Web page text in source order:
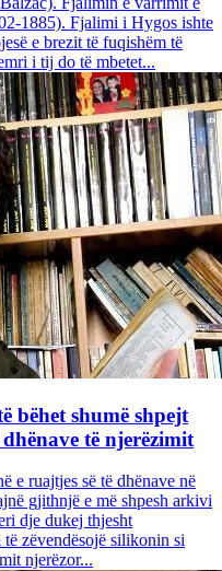
1885). Fjalimi i Hygos ishte
e brezit të fuqishëm të
i tij do të mbetet...
bëhet shumë shpejt
të njerëzimit
e ruajtjes së të dhënave në
gjithnjë e më shpesh arkivi
dje dukej thjesht
zëvendësojë silikonin si
njerëzor...